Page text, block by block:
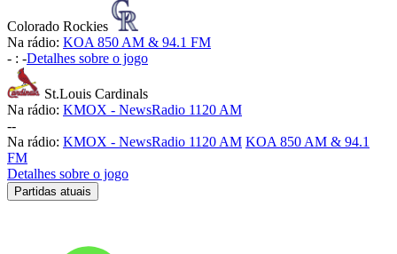
Colorado Rockies
Na rádio: KOA 850 AM & 94.1 FM
- : -Detalhes sobre o jogo
St.Louis Cardinals
Na rádio: KMOX - NewsRadio 1120 AM
--
Na rádio: KMOX - NewsRadio 1120 AM KOA 850 AM & 94.1
FM
Detalhes sobre o jogo
Partidas atuais